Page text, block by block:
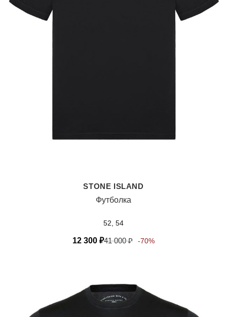
STONE ISLAND
Футболка
52, 54
12 300 ₽41 000₽ -70%